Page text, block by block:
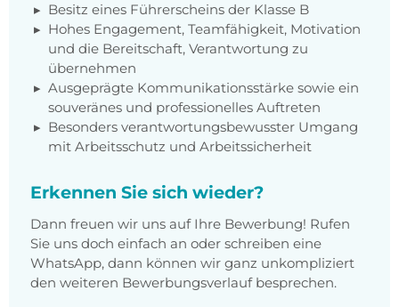
Besitz eines Führerscheins der Klasse B
Hohes Engagement, Teamfähigkeit, Motivation
und die Bereitschaft, Verantwortung zu
übernehmen
Ausgeprägte Kommunikationsstärke sowie ein
souveränes und professionelles Auftreten
Besonders verantwortungsbewusster Umgang
mit Arbeitsschutz und Arbeitssicherheit
Erkennen Sie sich wieder?
Dann freuen wir uns auf Ihre Bewerbung! Rufen
Sie uns doch einfach an oder schreiben eine
WhatsApp, dann können wir ganz unkompliziert
den weiteren Bewerbungsverlauf besprechen.